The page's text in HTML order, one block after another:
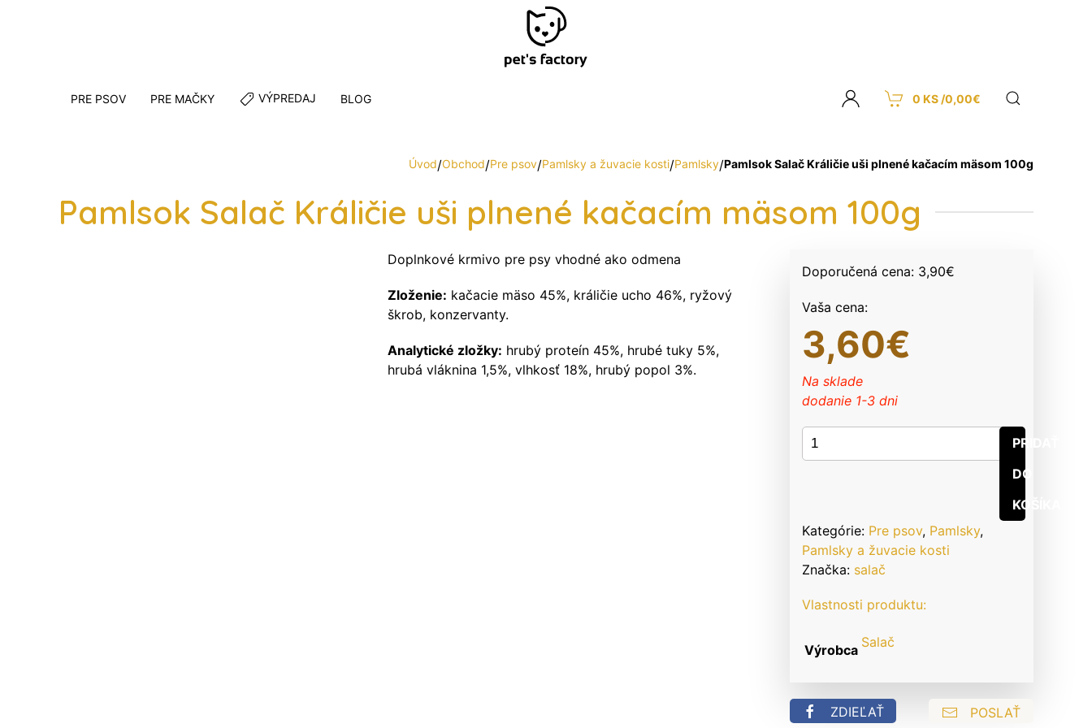
PRE PSOV PRE MAČKY VÝPREDAJ BLOG 0 KS /0,00€
Úvod/Obchod/Pre psov/Pamlsky a žuvacie kosti/Pamlsky/Pamlsok Salač Králičie uši plnené kačacím mäsom 100g
Pamlsok Salač Králičie uši plnené kačacím mäsom 100g
Doporučená cena: 3,90€
Vaša cena:
3,60€
Na sklade
dodanie 1-3 dni
množstvo
Pamlsok
plnené
kačacím
mäsom
PRIDAŤ
DO
KOŠÍKA
Kategórie: Pre psov, Pamlsky,
Pamlsky a žuvacie kosti
Značka: salač
Vlastnosti produktu:
Výrobca Salač
ZDIEĽAŤ POSLAŤ
Doplnkové krmivo pre psy vhodné ako odmena
Zloženie: kačacie mäso 45%, králičie ucho 46%, ryžový
škrob, konzervanty.
Analytické zložky: hrubý proteín 45%, hrubé tuky 5%,
hrubá vláknina 1,5%, vlhkosť 18%, hrubý popol 3%.